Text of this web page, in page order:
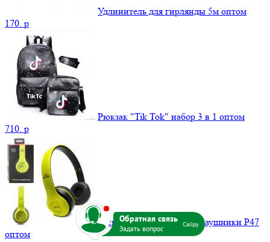
Удлинитель для гирлянды 5м оптом
170. p
Рюкзак "Tik Tok" набор 3 в 1 оптом
710. p
Беспроводные Bluetooth наушники P47
оптом
Callpy
b